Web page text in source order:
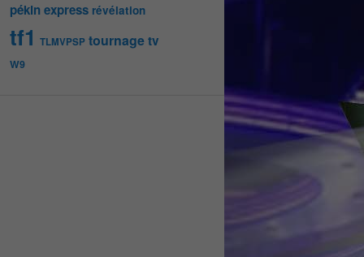
pékin express révélation
tf1 TLMVPSP tournagetv
W9